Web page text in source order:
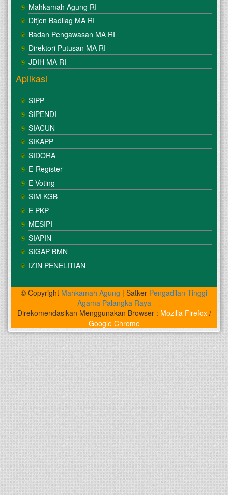
Mahkamah Agung RI
Ditjen Badilag MA RI
Badan Pengawasan MA RI
Direktori Putusan MA RI
JDIH MA RI
Aplikasi
SIPP
SIPENDI
SIACUN
SIKAPP
SIDORA
E-Register
E Voting
SIM KGB
E PKP
MESIPI
SIAPIN
SIGAP BMN
IZIN PENELITIAN
© Copyright Mahkamah Agung | Satker Pengadilan Tinggi
Agama Palangka Raya
Direkomendasikan Menggunakan Browser : Mozilla Firefox/
Google Chrome